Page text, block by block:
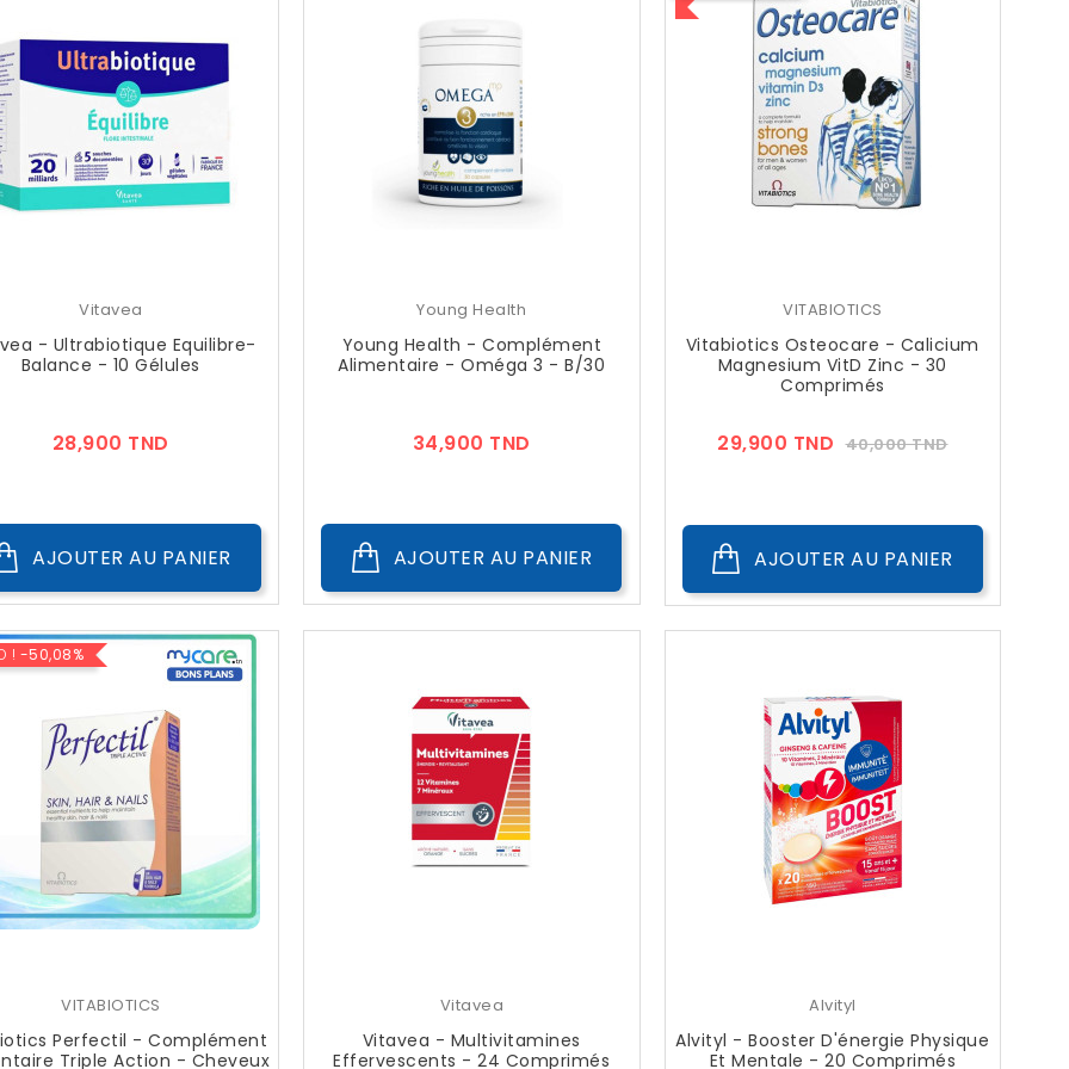
Vitavea
- Ultrabiotique Equilibre-
Balance - 10 Gélules
28,900 TND
AJOUTER AU PANIER
Young Health
Young Health - Complément
Alimentaire - Oméga 3 - B/30
34,900 TND
AJOUTER AU PANIER
VITABIOTICS
Vitabiotics Osteocare - Calicium
Magnesium VitD Zinc - 30
Comprimés
29,900 TND Prix
40,000 TNDPrix
AJOUTER AU PANIER
! -50,08%
VITABIOTICS
Perfectil - Complément
Triple Action - Cheveux
Vitavea
Vitavea - Multivitamines
Effervescents - 24 Comprimés
Alvityl
Alvityl - Booster D'énergie Physique
Et Mentale - 20 Comprimés